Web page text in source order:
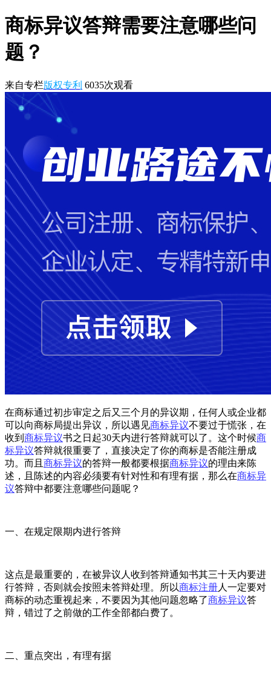
商标异议答辩需要注意哪些问
题？
来自专栏版权专利 6035次观看
在商标通过初步审定之后又三个月的异议期，任何人或企业都
可以向商标局提出异议，所以遇见商标异议不要过于慌张，在
收到 商标异议书之日起30天内进行答辩就可以了。这个时候商
标异议答辩就很重要了，直接决定了你的商标是否能注册成
功。而且 商标异议的答辩一般都要根据商标异议的理由来陈
述，且陈述的内容必须要有针对性和有理有据，那么在商标异
议答辩中都要注意哪些问题呢？
一、在规定限期内进行答辩
这点是最重要的，在被异议人收到答辩通知书其三十天内要进
行答辩，否则就会按照未答辩处理。所以商标注册人一定要对
商标的动态重视起来，不要因为其他问题忽略了商标异议答
辩，错过了之前做的工作全部都白费了。
二、重点突出，有理有据